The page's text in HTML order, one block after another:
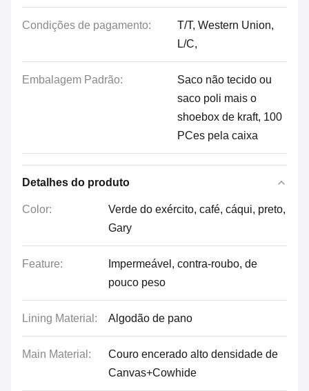
Condições de pagamento:
T/T, Western Union,
L/C,
Embalagem Padrão:
Saco não tecido ou
saco poli mais o
shoebox de kraft, 100
PCes pela caixa
Detalhes do produto
Color:
Verde do exército, café, cáqui, preto,
Gary
Feature:
Impermeável, contra-roubo, de
pouco peso
Lining Material: Algodão de pano
Main Material:
Couro encerado alto densidade de
Canvas+Cowhide